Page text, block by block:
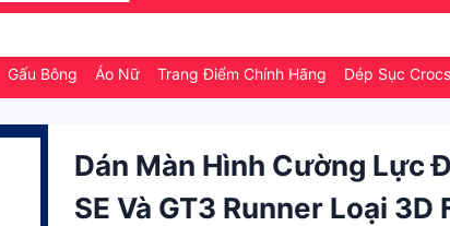
Gấu Bông Áo Nữ Trang Điểm Chính Hãng Dép Sục
Dán Màn Hình Cường Lực
SE Và GT3 Runner Loại